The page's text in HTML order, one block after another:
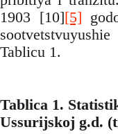
1903 [10][5]
Tablicu 1.
Tablica 1.
Ussurijskoj g.d.